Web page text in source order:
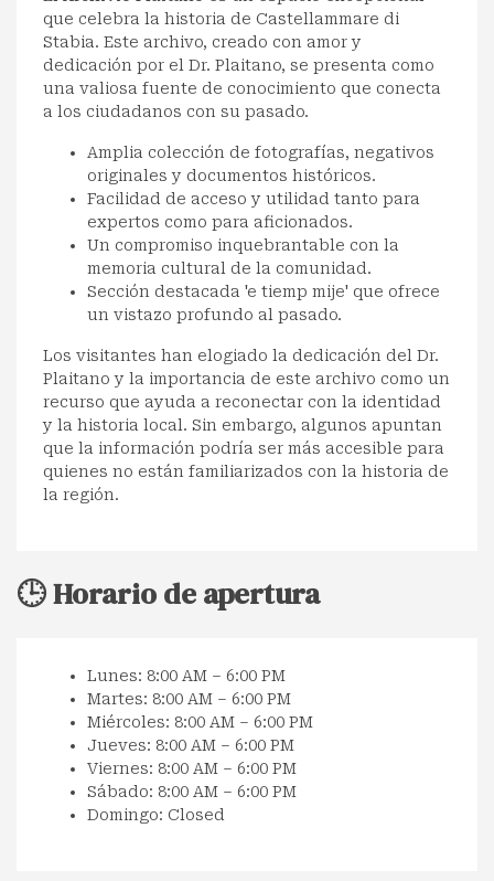
que celebra la historia de Castellammare di
Stabia. Este archivo, creado con amor y
dedicación por el Dr. Plaitano, se presenta como
una valiosa fuente de conocimiento que conecta
a los ciudadanos con su pasado.
Amplia colección de fotografías, negativos
originales y documentos históricos.
Facilidad de acceso y utilidad tanto para
expertos como para aficionados.
Un compromiso inquebrantable con la
memoria cultural de la comunidad.
Sección destacada 'e tiemp mije' que ofrece
un vistazo profundo al pasado.
Los visitantes han elogiado la dedicación del Dr.
Plaitano y la importancia de este archivo como un
recurso que ayuda a reconectar con la identidad
y la historia local. Sin embargo, algunos apuntan
que la información podría ser más accesible para
quienes no están familiarizados con la historia de
la región.
🕒 Horario de apertura
Lunes: 8:00 AM – 6:00 PM
Martes: 8:00 AM – 6:00 PM
Miércoles: 8:00 AM – 6:00 PM
Jueves: 8:00 AM – 6:00 PM
Viernes: 8:00 AM – 6:00 PM
Sábado: 8:00 AM – 6:00 PM
Domingo: Closed